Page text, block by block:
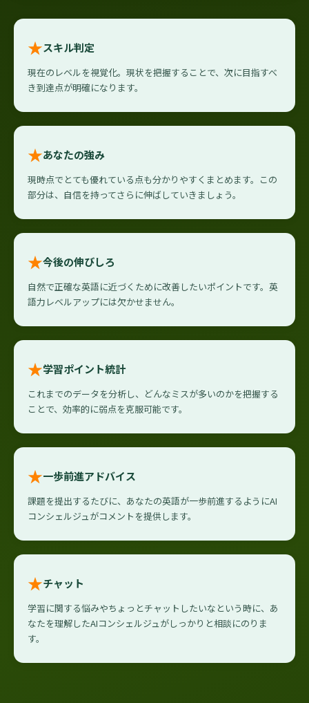
★スキル判定
現在のレベルを視覚化。現状を把握することで、次に目指すべ
き到達点が明確になります。
★あなたの強み
現時点でとても優れている点も分かりやすくまとめます。この
部分は、自信を持ってさらに伸ばしていきましょう。
★今後の伸びしろ
自然で正確な英語に近づくために改善したいポイントです。英
語力レベルアップには欠かせません。
★学習ポイント統計
これまでのデータを分析し、どんなミスが多いのかを把握する
ことで、効率的に弱点を克服可能です。
★一歩前進アドバイス
課題を提出するたびに、あなたの英語が一歩前進するようにAI
コンシェルジュがコメントを提供します。
★チャット
学習に関する悩みやちょっとチャットしたいなという時に、あ
なたを理解したAIコンシェルジュがしっかりと相談にのりま
す。